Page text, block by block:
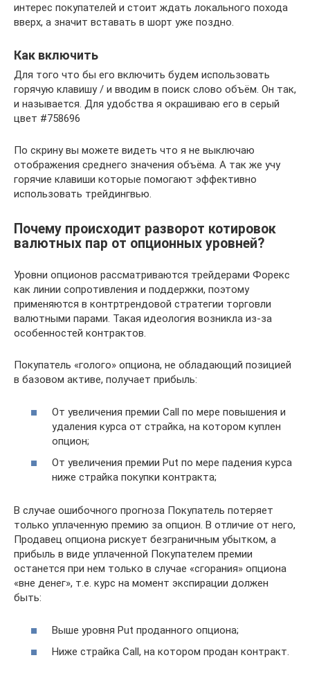
интерес покупателей и стоит ждать локального похода
вверх, а значит вставать в шорт уже поздно.
Как включить
Для того что бы его включить будем использовать
горячую клавишу / и вводим в поиск слово объём. Он так,
и называется. Для удобства я окрашиваю его в серый
цвет #758696
По скрину вы можете видеть что я не выключаю
отображения среднего значения объёма. А так же учу
горячие клавиши которые помогают эффективно
использовать трейдингвью.
Почему происходит разворот котировок
валютных пар от опционных уровней?
Уровни опционов рассматриваются трейдерами Форекс
как линии сопротивления и поддержки, поэтому
применяются в контртрендовой стратегии торговли
валютными парами. Такая идеология возникла из-за
особенностей контрактов.
Покупатель «голого» опциона, не обладающий позицией
в базовом активе, получает прибыль:
От увеличения премии Call по мере повышения и
удаления курса от страйка, на котором куплен
опцион;
От увеличения премии Put по мере падения курса
ниже страйка покупки контракта;
В случае ошибочного прогноза Покупатель потеряет
только уплаченную премию за опцион. В отличие от него,
Продавец опциона рискует безграничным убытком, а
прибыль в виде уплаченной Покупателем премии
останется при нем только в случае «сгорания» опциона
«вне денег», т.е. курс на момент экспирации должен
быть:
Выше уровня Put проданного опциона;
Ниже страйка Call, на котором продан контракт.